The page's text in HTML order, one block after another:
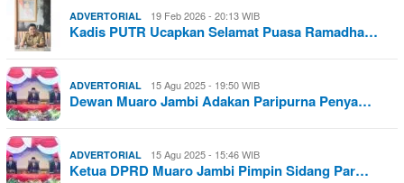
ADVERTORIAL 19 Feb 2026 - 20:13 WIB
Kadis PUTR Ucapkan Selamat Puasa Ramadha…
ADVERTORIAL 15 Agu 2025 - 19:50 WIB
Dewan Muaro Jambi Adakan Paripurna Penya…
ADVERTORIAL 15 Agu 2025 - 15:46 WIB
Ketua DPRD Muaro Jambi Pimpin Sidang Par…